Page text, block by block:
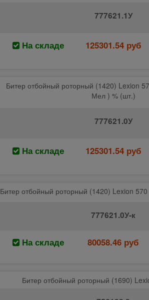
777621.1У
На складе 125301.54 руб
Битер отбойный роторный (1420) Lexion
Мел ) % (шт.)
777621.0У
На складе 125301.54 руб
Битер отбойный роторный (1420) Lexion
777621.0У-к
На складе 80058.46 руб
Битер отбойный роторный (1690)